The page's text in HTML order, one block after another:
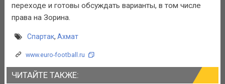
переходе и готовы обсуждать варианты, в том числе
права на Зорина.
Спартак, Ахмат
www.euro-football.ru
ЧИТАЙТЕ ТАКЖЕ: